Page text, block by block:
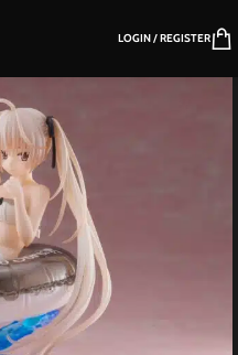
LOGIN / REGISTER